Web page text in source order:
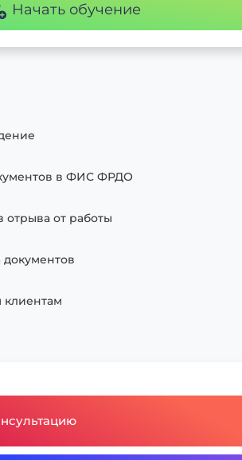
Начать обучение
в ФИС ФРДО
отрыва от работы
документов
клиентам